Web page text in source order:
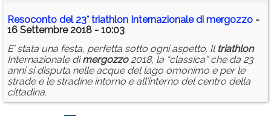
Resoconto del 23°triathlon Internazionale di mergozzo -
16 Settembre 2018 - 10:03
E’ stata una festa, perfetta sotto ogni aspetto. Il triathlon
Internazionale dimergozzo2018, la “classica” che da 23
anni si disputa nelle acque del lago omonimo e per le
strade e le stradine intorno e all’interno del centro della
cittadina.